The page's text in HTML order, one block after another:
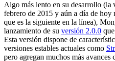
Algo más lento en su desarrollo (la
febrero de 2015 y aún a día de hoy
que es la siguiente en la línea),
lanzamiento de su versión 2.0.0
Esta versión dispone de
versiones estables actuales como
pero agregan muchos más avances